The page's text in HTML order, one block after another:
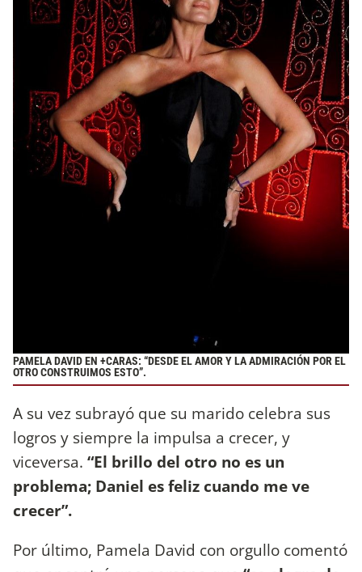
PAMELA DAVID EN +CARAS: “DESDE EL AMOR Y LA ADMIRACIÓN POR EL
OTRO CONSTRUIMOS ESTO”.
A su vez subrayó que su marido celebra sus
logros y siempre la impulsa a crecer, y
viceversa. “El brillo del otro no es un
problema; Daniel es feliz cuando me ve
crecer”.
Por último, Pamela David con orgullo comentó